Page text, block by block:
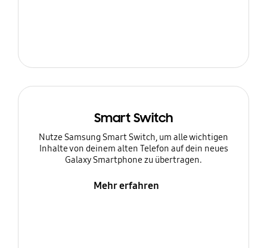
Smart Switch
Nutze Samsung Smart Switch, um alle wichtigen
Inhalte von deinem alten Telefon auf dein neues
Galaxy Smartphone zu übertragen.
Mehr erfahren